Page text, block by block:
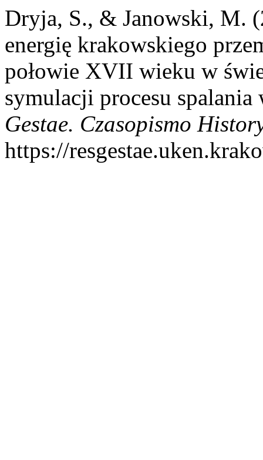
Dryja, S., & Janowski, M.
energię krakowskiego
połowie XVII wieku w
symulacji procesu
Gestae. Czasopismo
https://